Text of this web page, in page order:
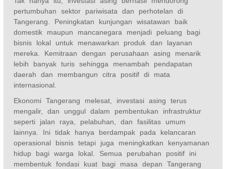
pertumbuhan sektor pariwisata dan perhotelan di
Tangerang. Peningkatan kunjungan wisatawan baik
domestik maupun mancanegara menjadi peluang bagi
bisnis lokal untuk menawarkan produk dan layanan
mereka. Kemitraan dengan perusahaan asing menarik
lebih banyak turis sehingga menambah pendapatan
daerah dan membangun citra positif di mata
internasional.
Ekonomi Tangerang melesat, investasi asing terus
mengalir, dan unggul dalam pembentukan infrastruktur
seperti jalan raya, pelabuhan, dan fasilitas umum
lainnya. Ini tidak hanya berdampak pada kelancaran
operasional bisnis tetapi juga meningkatkan kenyamanan
hidup bagi warga lokal. Semua perubahan positif ini
membentuk fondasi kuat bagi masa depan Tangerang